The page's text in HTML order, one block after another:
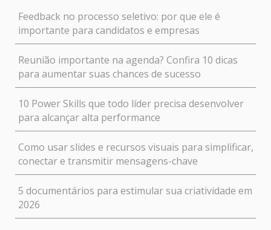
Feedback no processo seletivo: por que ele é
importante para candidatos e empresas
Reunião importante na agenda? Confira 10 dicas
para aumentar suas chances de sucesso
10 Power Skills que todo líder precisa desenvolver
para alcançar alta performance
Como usar slides e recursos visuais para simplificar,
conectar e transmitir mensagens-chave
5 documentários para estimular sua criatividade em
2026